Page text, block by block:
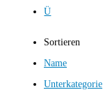
Ü
Sortieren
Name
Unterkategorie